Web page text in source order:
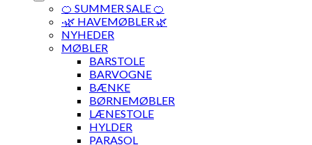
🍊 SUMMER SALE 🍊
·🌿 HAVEMØBLER 🌿
NYHEDER
MØBLER
BARSTOLE
BARVOGNE
BÆNKE
BØRNEMØBLER
LÆNESTOLE
HYLDER
PARASOL